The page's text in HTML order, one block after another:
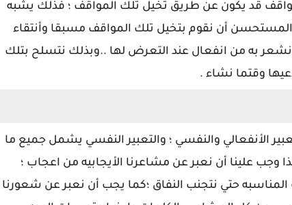
قد يكون عن طريق تخيل تلك المواقف ؛ فذلك يشبه
المستحسن أن نقوم بتخيل تلك المواقف مسبقا وأنتقاء
نشعر به من انفعال عند التعرض لها ..وبذلك نتسلح بتلك
وقتما نشاء .
الأنفعالي والنفسي ؛ والتعبير النفسي يشمل جميع ما
وجب علينا أن نعبر عن مشاعرنا الأيجابيه من اعجاب ؛
حتي نتجنب النفاق ؛كما يجب أن نعبر عن شعورنا